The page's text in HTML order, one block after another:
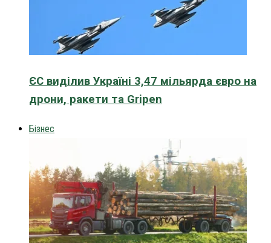
ЄС виділив Україні 3,47 мільярда євро на
дрони, ракети та Gripen
Бізнес